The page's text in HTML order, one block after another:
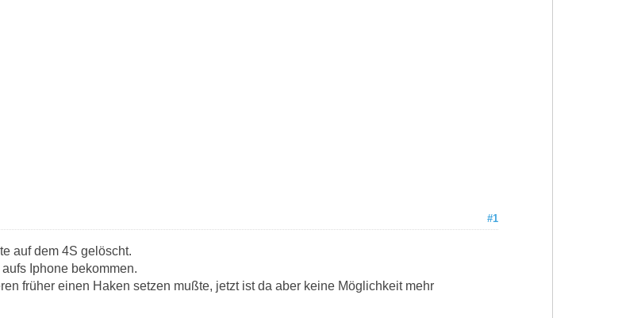
#1
auf dem 4S gelöscht.
Iphone bekommen.
früher einen Haken setzen mußte, jetzt ist da aber keine Möglichkeit mehr